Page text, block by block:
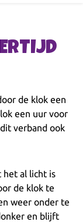
de klok een
een uur voor
verband ook
het al licht is
de klok te
weer onder te
en blijft